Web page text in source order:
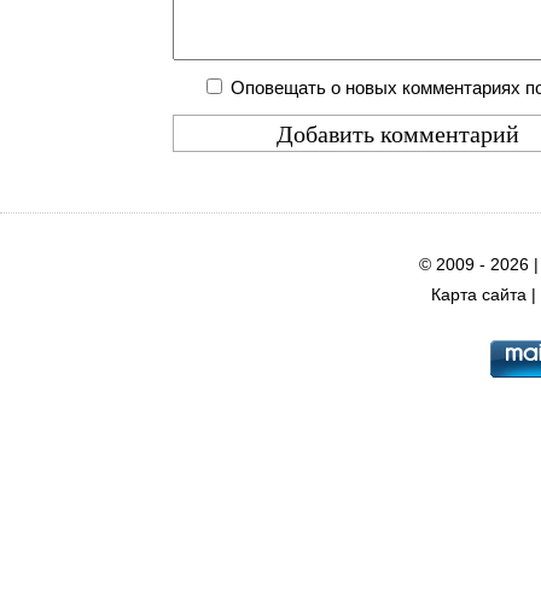
Оповещать о новых комментариях
© 2009 - 2026
Карта сайта